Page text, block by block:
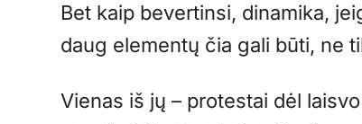
Bet kaip bevertinsi, dinamika,
daug elementų čia gali būti, ne
Vienas iš jų – protestai dėl